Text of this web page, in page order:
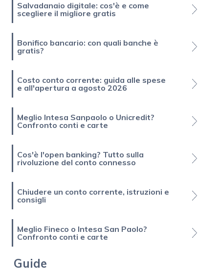
Salvadanaio digitale: cos'è e come
scegliere il migliore gratis
Bonifico bancario: con quali banche è
gratis?
Costo conto corrente: guida alle spese
e all'apertura a agosto 2026
Meglio Intesa Sanpaolo o Unicredit?
Confronto conti e carte
Cos'è l'open banking? Tutto sulla
rivoluzione del conto connesso
Chiudere un conto corrente, istruzioni e
consigli
Meglio Fineco o Intesa San Paolo?
Confronto conti e carte
Guide